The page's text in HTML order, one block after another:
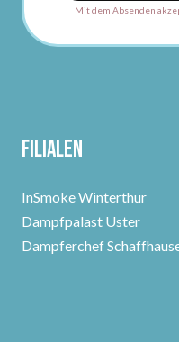
Mit dem Absenden
Filialen
InSmoke Winterthur
Dampfpalast Uster
Dampferchef